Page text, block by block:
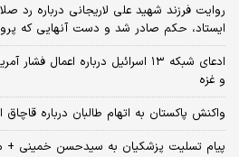
روایت فرزند شهید علی لاریجانی درباره رد
ایستاد، حکم صادر شد و دست آنهایی که
ادعای شبکه ۱۳ اسرائیل درباره اعمال
و غزه
واکنش پاکستان به اتهام طالبان درباره
پیام تسلیت پزشکیان به سیدحسن خمینی +